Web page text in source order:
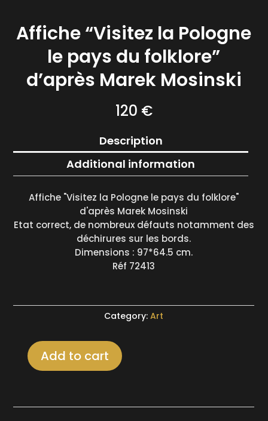
Affiche “Visitez la Pologne
le pays du folklore”
d’après Marek Mosinski
120 €
Description
Additional information
Affiche "Visitez la Pologne le pays du folklore"
d'après Marek Mosinski
Etat correct, de nombreux défauts notamment des
déchirures sur les bords.
Dimensions : 97*64.5 cm.
Réf 72413
Category:Art
AfficheAdd to cart